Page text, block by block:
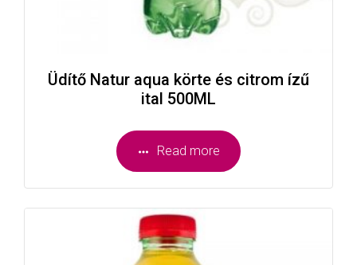
Üdítő Natur aqua körte és citrom ízű
ital 500ML
Read more